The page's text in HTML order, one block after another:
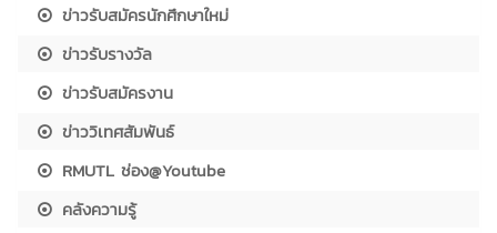
ข่าวรับสมัครนักศึกษาใหม่
ข่าวรับรางวัล
ข่าวรับสมัครงาน
ข่าววิเทศสัมพันธ์
RMUTL ช่อง@Youtube
คลังความรู้